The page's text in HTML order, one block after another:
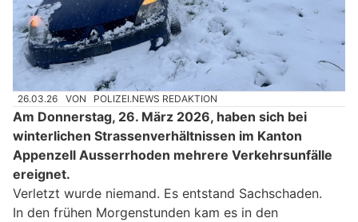
26.03.26 VON POLIZEI.NEWS REDAKTION
Am Donnerstag, 26. März 2026, haben sich bei
winterlichen Strassenverhältnissen im Kanton
Appenzell Ausserrhoden mehrere Verkehrsunfälle
ereignet.
Verletzt wurde niemand. Es entstand Sachschaden.
In den frühen Morgenstunden kam es in den